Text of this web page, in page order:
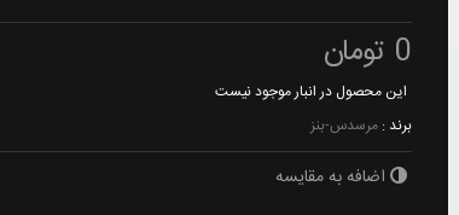
0 تومان
این محصول در انبار موجود نیست
برند : مرسدس-بنز
اضافه به مقایسه